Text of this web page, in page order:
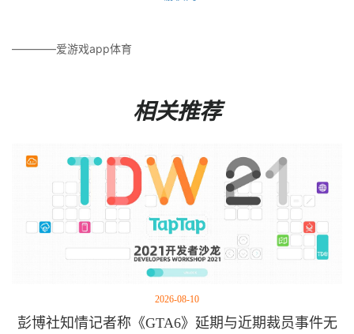
————爱游戏app体育
相关推荐
2026-08-10
彭博社知情记者称《GTA6》延期与近期裁员事件无